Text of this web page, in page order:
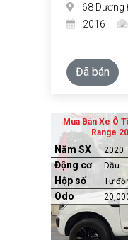
68 Dương
2016
Đã bán
Mua Bán Xe Ô
Range
Năm SX 2020
Động cơ Dầu
Hộp số Tự
Odo